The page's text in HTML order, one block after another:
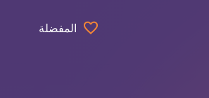
المفضلة